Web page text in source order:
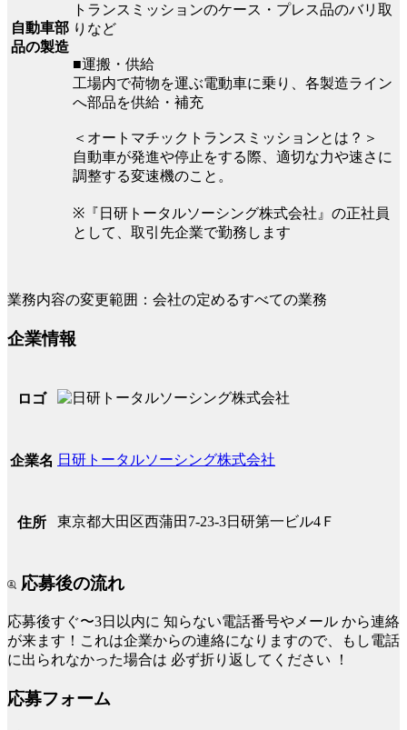
自動車部
品の製造
トランスミッションのケース・プレス品のバリ取
りなど
■運搬・供給
工場内で荷物を運ぶ電動車に乗り、各製造ライン
へ部品を供給・補充
＜オートマチックトランスミッションとは？＞
自動車が発進や停止をする際、適切な力や速さに
調整する変速機のこと。
※『日研トータルソーシング株式会社』の正社員
として、取引先企業で勤務します
業務内容の変更範囲：会社の定めるすべての業務
企業情報
ロゴ
企業名 日研トータルソーシング株式会社
住所 東京都大田区西蒲田7-23-3日研第一ビル4Ｆ
応募後の流れ
応募後すぐ〜3日以内に 知らない電話番号やメール から連絡
が来ます！これは企業からの連絡になりますので、もし電話
に出られなかった場合は 必ず折り返してください ！
応募フォーム